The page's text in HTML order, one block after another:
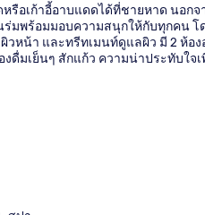
รือเก้าอี้อาบแดดได้ที่ชายหาด นอก
มพร้อมมอบความสนุกให้กับทุกคน โ
น้า และทรีทเมนท์ดูแลผิว มี 2 ห้อง
มเย็นๆ สักแก้ว ความน่าประทับใจเ